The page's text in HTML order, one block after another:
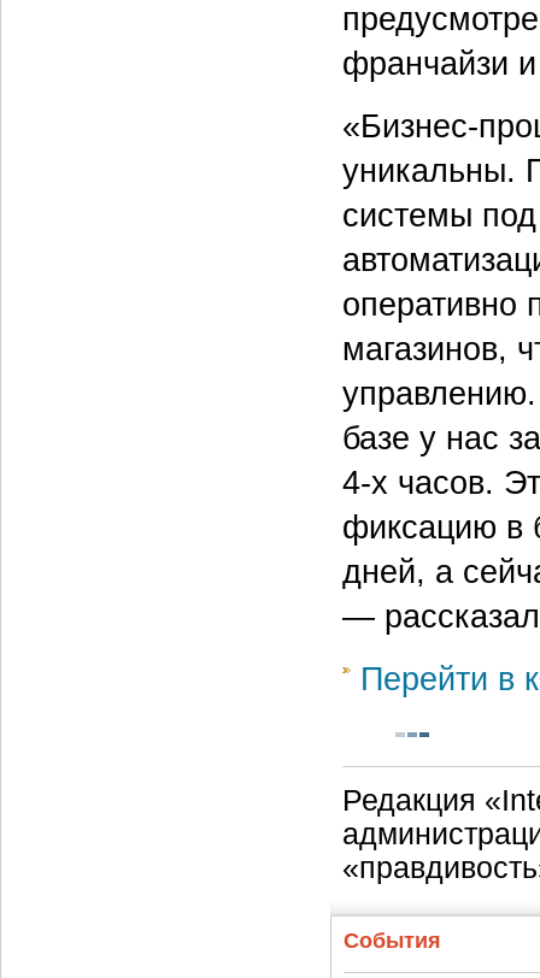
франчайзи
«Бизнес-
уникальны.
системы
оперативно
магазинов,
базе у нас
4-х часов.
фиксацию в
дней, а
—
Перейти в
Редакция
События